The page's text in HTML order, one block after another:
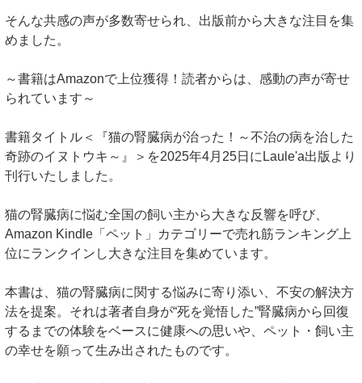
そんな共感の声が多数寄せられ、出版前から大きな注目を集
めました。
～書籍はAmazonで上位獲得！読者からは、感動の声が寄せ
られています～
書籍タイトル＜『猫の腎臓病が治った！～不治の病を治した
奇跡のイヌトウキ～』＞を2025年4月25日にLaule'a出版より
刊行いたしました。
猫の腎臓病に悩む全国の飼い主から大きな反響を呼び、
Amazon Kindle「ペット」カテゴリーで売れ筋ランキング上
位にランクインし大きな注目を集めています。
本書は、猫の腎臓病に関する悩みに寄り添い、不安の解決方
法を提案。それは著者自身が“死を覚悟した”腎臓病から回復
するまでの体験をベースに健康への思いや、ペット・飼い主
の幸せを願って生み出されたものです。